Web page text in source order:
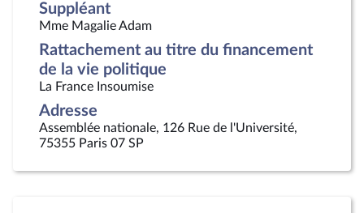
Suppléant
Mme Magalie Adam
Rattachement au titre du financement
de la vie politique
La France Insoumise
Adresse
Assemblée nationale, 126 Rue de l'Université,
75355 Paris 07 SP